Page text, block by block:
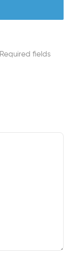
Required fields